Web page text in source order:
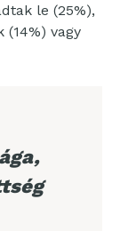
le (25%),
vagy